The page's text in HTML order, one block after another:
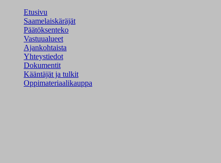
Etusivu
Saamelaiskäräjät
Päätöksenteko
Vastuualueet
Ajankohtaista
Yhteystiedot
Dokumentit
Kääntäjät ja tulkit
Oppimateriaalikauppa